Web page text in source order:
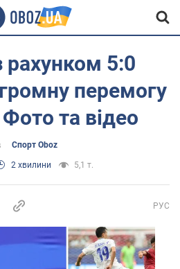
рахунком 5:0
перемогу
та відео
Спорт Oboz
2 хвилини 5,1 т.
РУС